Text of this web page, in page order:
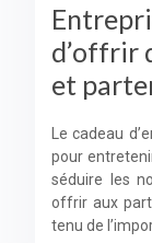
d’offrir
et
Le cadeau
pour
séduire les
offrir aux
tenu de